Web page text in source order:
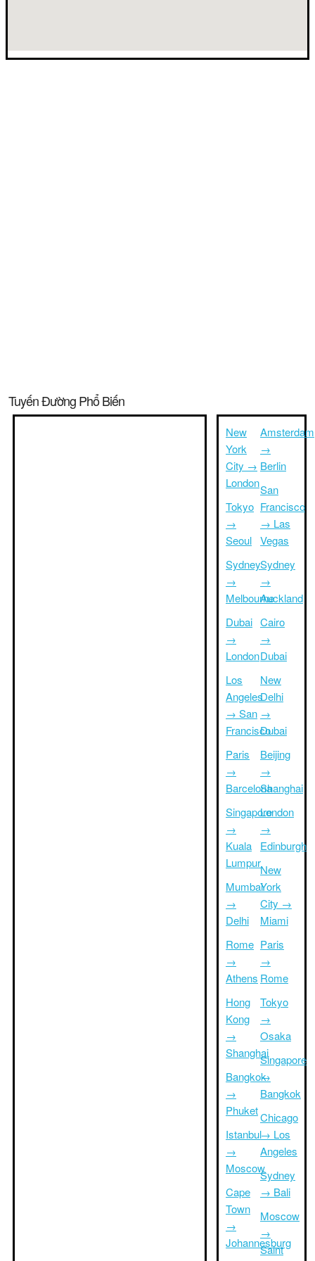
Tuyến Đường Phổ Biến
New
York
City →
London
Tokyo
→
Seoul
Sydney
→
Melbourne
Dubai
→
London
Los
Angeles
→ San
Francisco
Paris
→
Barcelona
Singapore
→
Kuala
Lumpur
Mumbai
→
Delhi
Rome
→
Athens
Hong
Kong
→
Shanghai
Bangkok
→
Phuket
Istanbul
→
Moscow
Cape
Town
→
Johannesburg
Amsterdam
→
Berlin
San
Francisco
→ Las
Vegas
Sydney
→
Auckland
Cairo
→
Dubai
New
Delhi
→
Dubai
Beijing
→
Shanghai
London
→
Edinburgh
New
York
City →
Miami
Paris
→
Rome
Tokyo
→
Osaka
Singapore
→
Bangkok
Chicago
→ Los
Angeles
Sydney
→ Bali
Moscow
→
Saint